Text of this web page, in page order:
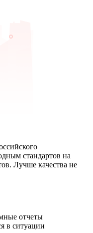
стандартов на
Лучше качества не
отчеты
в ситуации